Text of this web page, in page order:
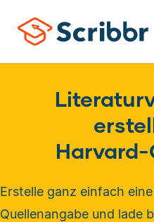
Erstelle ganz einfach
Quellenangabe und lade